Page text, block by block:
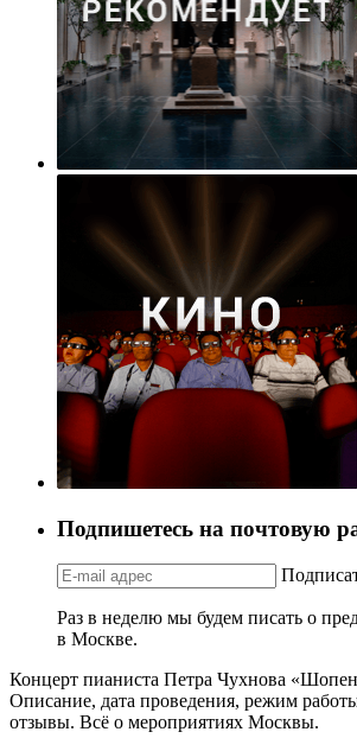
Подпишетесь на почтовую
Раз в неделю мы будем писать о
в Москве.
Концерт пианиста Петра Чухнова
Описание, дата проведения, режим
отзывы. Всё о мероприятиях Москвы.